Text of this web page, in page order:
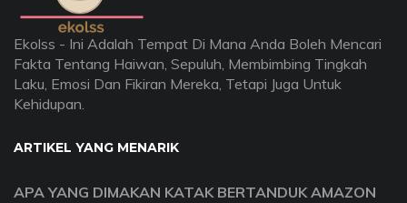
Ekolss - Ini Adalah Tempat Di Mana Anda Boleh Mencari
Fakta Tentang Haiwan, Sepuluh, Membimbing Tingkah
Laku, Emosi Dan Fikiran Mereka, Tetapi Juga Untuk
Kehidupan.
ARTIKEL YANG MENARIK
APA YANG DIMAKAN KATAK BERTANDUK AMAZON